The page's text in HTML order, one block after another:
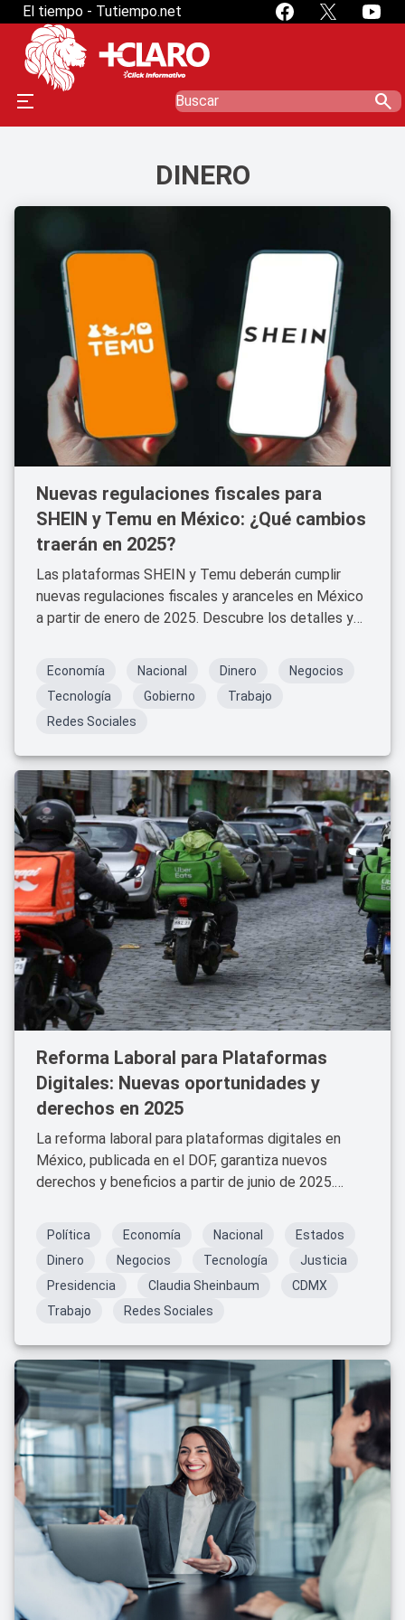
El tiempo - Tutiempo.net
search
DINERO
Nuevas regulaciones fiscales para
SHEIN y Temu en México: ¿Qué cambios
traerán en 2025?
Las plataformas SHEIN y Temu deberán cumplir
nuevas regulaciones fiscales y aranceles en México
a partir de enero de 2025. Descubre los detalles y
Economía Nacional Dinero
Negocios
Tecnología
Gobierno
Trabajo
Redes Sociales
Reforma Laboral para Plataformas
Digitales: Nuevas oportunidades y
derechos en 2025
La reforma laboral para plataformas digitales en
México, publicada en el DOF, garantiza nuevos
derechos y beneficios a partir de junio de 2025.
Política Economía Nacional
Estados
Dinero
Negocios Tecnología
Justicia
Presidencia
Claudia Sheinbaum
CDMX
Trabajo
Redes Sociales